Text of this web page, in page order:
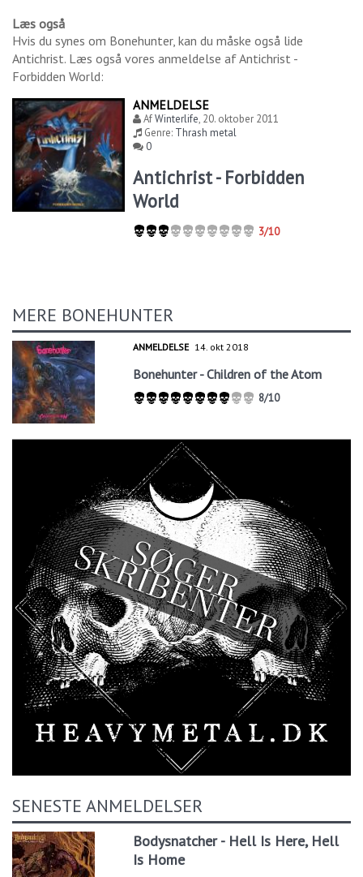
Læs også
Hvis du synes om Bonehunter, kan du måske også lide
Antichrist. Læs også vores anmeldelse afAntichrist -
Forbidden World:
ANMELDELSE
AfWinterlife, 20. oktober 2011
Genre: Thrash metal
0
Antichrist - Forbidden
World
3/10
MERE BONEHUNTER
ANMELDELSE 14. okt 2018
Bonehunter - Children of the Atom
8/10
SENESTE ANMELDELSER
Bodysnatcher - Hell Is Here, Hell
Is Home